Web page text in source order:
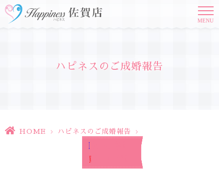
MENU
ハピネスのご成婚報告
HOME > ハピネスのご成婚報告 >
I
N